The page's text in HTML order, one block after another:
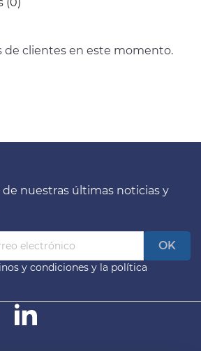
de clientes en este momento.
nuestras últimas noticias y
y condiciones y la política
Pinterest